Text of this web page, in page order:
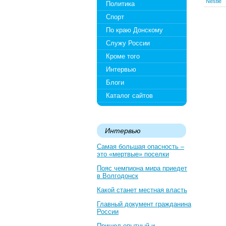
Политика
Спорт
По краю Донскому
Служу России
Кроме того
Интервью
Блоги
Каталог сайтов
Интервью
Самая большая опасность –
это «мертвые» поселки
Пояс чемпиона мира приедет
в Волгодонск
Какой станет местная власть
Главный документ гражданина
России